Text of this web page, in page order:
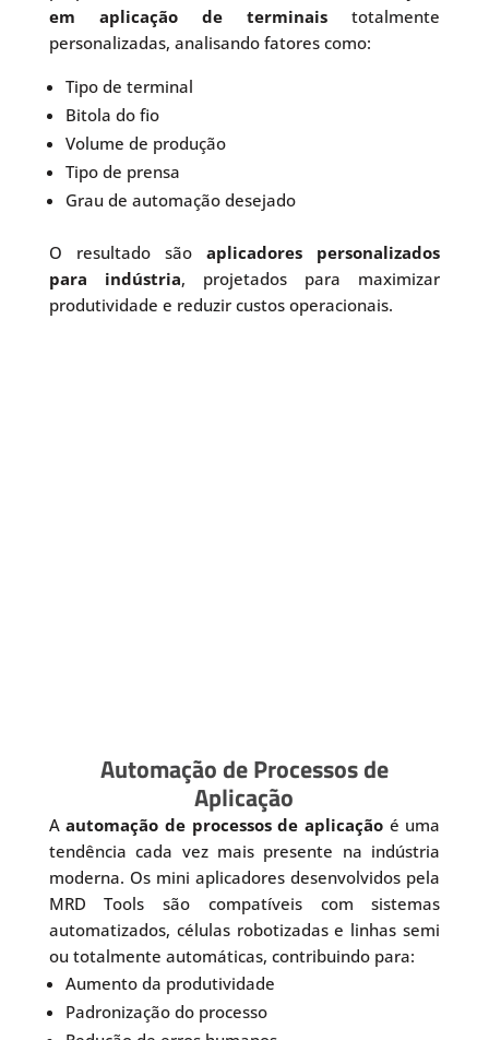
em aplicação de terminais totalmente
personalizadas, analisando fatores como:
Tipo de terminal
Bitola do fio
Volume de produção
Tipo de prensa
Grau de automação desejado
O resultado sãoaplicadores personalizados
para indústria, projetados para maximizar
produtividade e reduzir custos operacionais.
Automação de Processos de
Aplicação
Aautomação de processos de aplicaçãoé uma
tendência cada vez mais presente na indústria
moderna. Os mini aplicadores desenvolvidos pela
MRD Tools são compatíveis com sistemas
automatizados, células robotizadas e linhas semi
ou totalmente automáticas, contribuindo para:
Aumento da produtividade
Padronização do processo